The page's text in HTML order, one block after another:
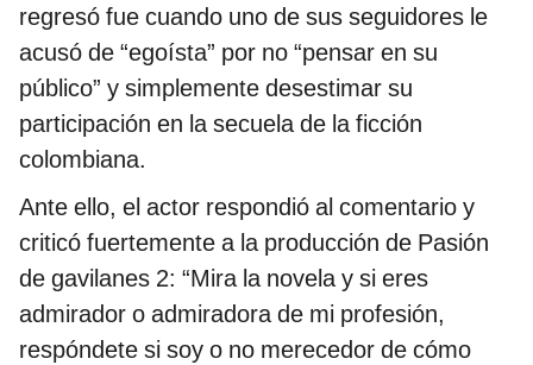
regresó fue cuando uno de sus seguidores le
acusó de “egoísta” por no “pensar en su
público” y simplemente desestimar su
participación en la secuela de la ficción
colombiana.
Ante ello, el actor respondió al comentario y
criticó fuertemente a la producción de Pasión
de gavilanes 2: “Mira la novela y si eres
admirador o admiradora de mi profesión,
respóndete si soy o no merecedor de cómo